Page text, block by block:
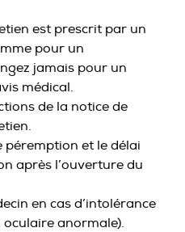
est prescrit par un
pour un
jamais pour un
médical.
de la notice de
péremption et le délai
après l’ouverture du
en cas d’intolérance
anormale).